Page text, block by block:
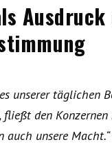
unserer täglichen
fließt den
auch unsere